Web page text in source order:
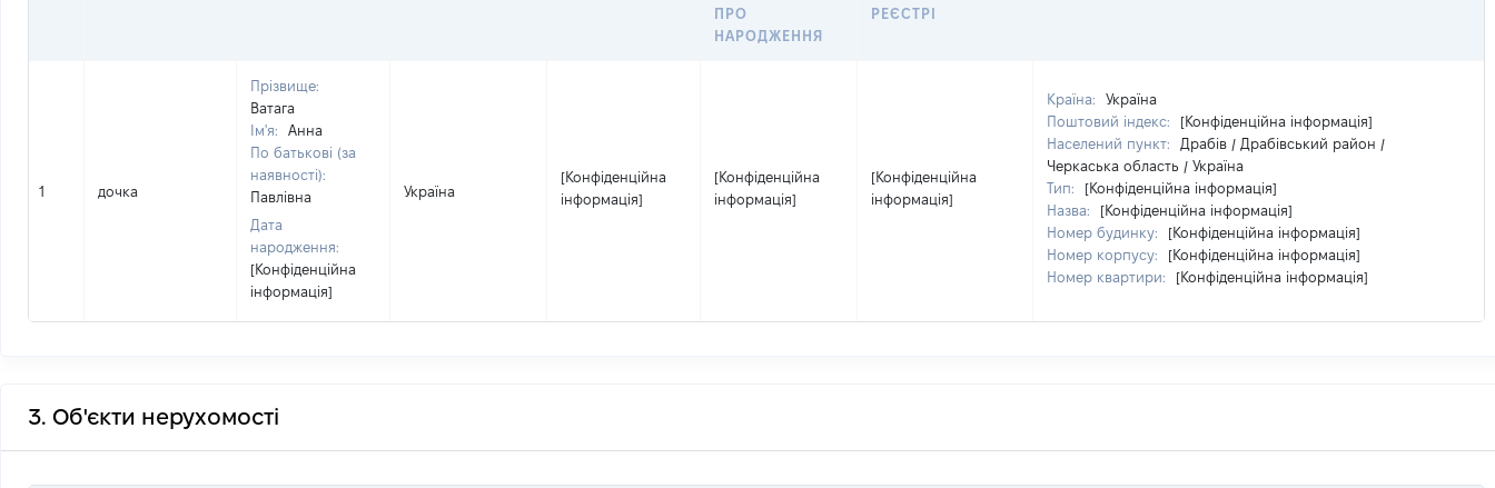
ПРО
НАРОДЖЕННЯ
РЕЄСТРІ
1 дочка
Прізвище:
Ватага
Ім'я:
Анна
По батькові (за
наявності):
Павлівна
Дата
народження:
[Конфіденційна
інформація]
Україна
[Конфіденційна
інформація]
[Конфіденційна
інформація]
[Конфіденційна
інформація]
Країна:
Україна
Поштовий індекс:
[Конфіденційна інформація]
Населений пункт:
Драбів / Драбівський район /
Черкаська область / Україна
Тип:
[Конфіденційна інформація]
Назва:
[Конфіденційна інформація]
Номер будинку:
[Конфіденційна інформація]
Номер корпусу:
[Конфіденційна інформація]
Номер квартири:
[Конфіденційна інформація]
3. Об'єкти нерухомості